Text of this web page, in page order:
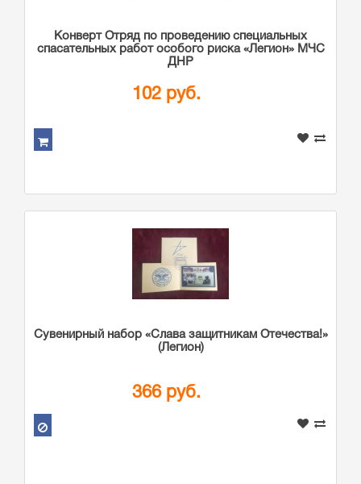
Конверт Отряд по проведению специальных
спасательных работ особого риска «Легион» МЧС
ДНР
102 руб.
Сувенирный набор «Слава защитникам Отечества!»
(Легион)
366 руб.